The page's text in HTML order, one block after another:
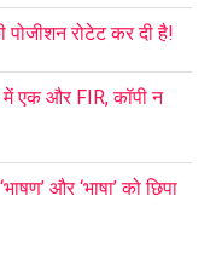
रोटेट कर दी है!
में एक और FIR, कॉपी न
और ‘भाषा’ को छिपा